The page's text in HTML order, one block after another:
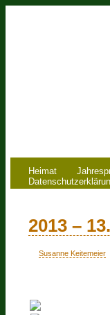
Heimat
2013 –
Susanne Keitemeier